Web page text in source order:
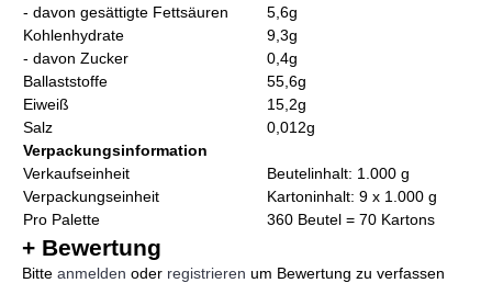
- davon gesättigte Fettsäuren
5,6g
Kohlenhydrate
9,3g
- davon Zucker
0,4g
Ballaststoffe
55,6g
Eiweiß
15,2g
Salz
0,012g
Verpackungsinformation
Verkaufseinheit
Beutelinhalt: 1.000 g
Verpackungseinheit
Kartoninhalt: 9 x 1.000 g
Pro Palette
360 Beutel = 70 Kartons
+ Bewertung
Bitte anmelden oder registrieren um Bewertung zu verfassen